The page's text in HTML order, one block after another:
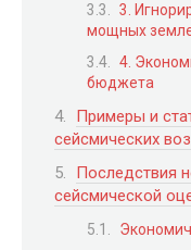
3.
мощных
4.
бюджета
Примеры и
сейсмических
Последствия
сейсмической